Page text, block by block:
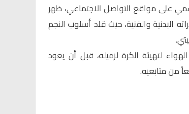
على مواقع التواصل الاجتماعي، ظهر
البدنية والفنية، حيث قلد أسلوب النجم
لتهيئة الكرة لزميله، قبل أن يعود
من متابعيه.